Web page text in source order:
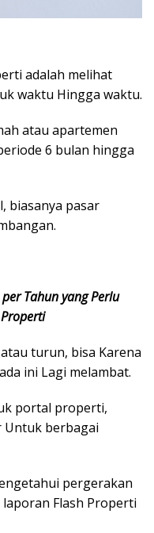
adalah melihat
waktu Hingga waktu.
atau apartemen
6 bulan hingga
biasanya pasar
Tahun yang Perlu
turun, bisa Karena
ini Lagi melambat.
portal properti,
Untuk berbagai
pergerakan
Flash Properti